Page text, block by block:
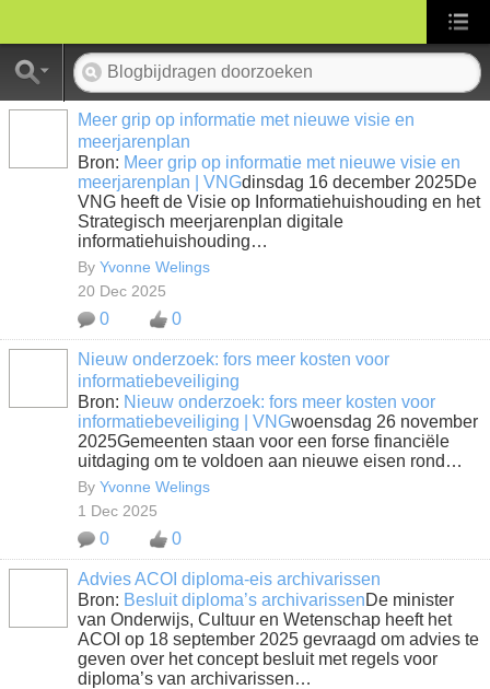
Meer grip op informatie met nieuwe visie en
meerjarenplan
Bron: Meer grip op informatie met nieuwe visie en
meerjarenplan | VNGdinsdag 16 december 2025De
VNG heeft de Visie op Informatiehuishouding en het
Strategisch meerjarenplan digitale
informatiehuishouding…
By Yvonne Welings
20 Dec 2025
0 0
Nieuw onderzoek: fors meer kosten voor
informatiebeveiliging
Bron: Nieuw onderzoek: fors meer kosten voor
informatiebeveiliging | VNGwoensdag 26 november
2025Gemeenten staan voor een forse financiële
uitdaging om te voldoen aan nieuwe eisen rond…
By Yvonne Welings
1 Dec 2025
0 0
Advies ACOI diploma-eis archivarissen
Bron: Besluit diploma’s archivarissenDe minister
van Onderwijs, Cultuur en Wetenschap heeft het
ACOI op 18 september 2025 gevraagd om advies te
geven over het concept besluit met regels voor
diploma’s van archivarissen…